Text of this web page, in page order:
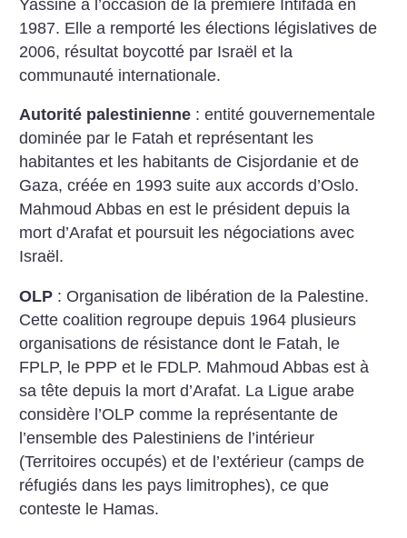
Yassine à l’occasion de la première Intifada en
1987. Elle a remporté les élections législatives de
2006, résultat boycotté par Israël et la
communauté internationale.
Autorité palestinienne : entité gouvernementale
dominée par le Fatah et représentant les
habitantes et les habitants de Cisjordanie et de
Gaza, créée en 1993 suite aux accords d’Oslo.
Mahmoud Abbas en est le président depuis la
mort d’Arafat et poursuit les négociations avec
Israël.
OLP : Organisation de libération de la Palestine.
Cette coalition regroupe depuis 1964 plusieurs
organisations de résistance dont le Fatah, le
FPLP, le PPP et le FDLP. Mahmoud Abbas est à
sa tête depuis la mort d’Arafat. La Ligue arabe
considère l’OLP comme la représentante de
l’ensemble des Palestiniens de l’intérieur
(Territoires occupés) et de l’extérieur (camps de
réfugiés dans les pays limitrophes), ce que
conteste le Hamas.